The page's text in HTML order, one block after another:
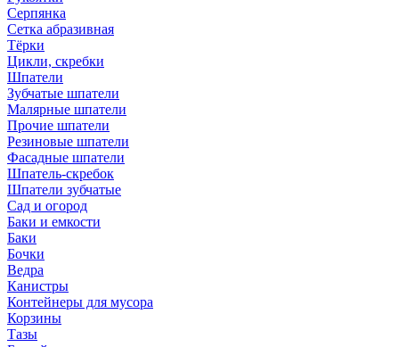
Серпянка
Сетка абразивная
Тёрки
Цикли, скребки
Шпатели
Зубчатые шпатели
Малярные шпатели
Прочие шпатели
Резиновые шпатели
Фасадные шпатели
Шпатель-скребок
Шпатели зубчатые
Сад и огород
Баки и емкости
Баки
Бочки
Ведра
Канистры
Контейнеры для мусора
Корзины
Тазы